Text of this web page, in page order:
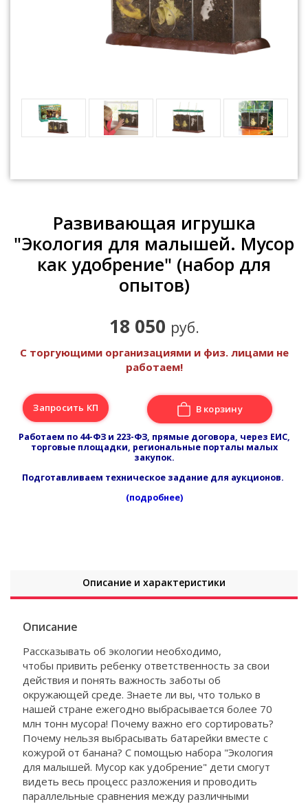
Развивающая игрушка
"Экология для малышей. Мусор
как удобрение" (набор для
опытов)
18 050 руб.
С торгующими организациями и физ. лицами не
работаем!
Запросить КП В корзину
Работаем по 44-ФЗ и 223-ФЗ, прямые договора, через ЕИС,
торговые площадки, региональные порталы малых
закупок.
Подготавливаем техническое задание для аукционов.
(подробнее)
Описание и характеристики
Описание
Рассказывать об экологии необходимо,
чтобы привить ребенку ответственность за свои
действия и понять важность заботы об
окружающей среде. Знаете ли вы, что только в
нашей стране ежегодно выбрасывается более 70
млн тонн мусора! Почему важно его сортировать?
Почему нельзя выбрасывать батарейки вместе с
кожурой от банана? С помощью набора "Экология
для малышей. Мусор как удобрение" дети смогут
видеть весь процесс разложения и проводить
параллельные сравнения между различными